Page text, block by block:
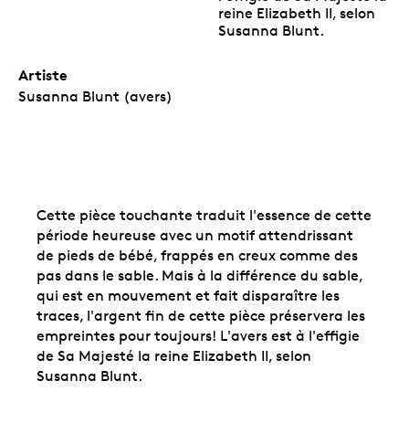
reine Elizabeth II, selon
Susanna Blunt.
Artiste
Susanna Blunt (avers)
Cette pièce touchante traduit l'essence de cette
période heureuse avec un motif attendrissant
de pieds de bébé, frappés en creux comme des
pas dans le sable. Mais à la différence du sable,
qui est en mouvement et fait disparaître les
traces, l'argent fin de cette pièce préservera les
empreintes pour toujours! L'avers est à l'effigie
de Sa Majesté la reine Elizabeth II, selon
Susanna Blunt.